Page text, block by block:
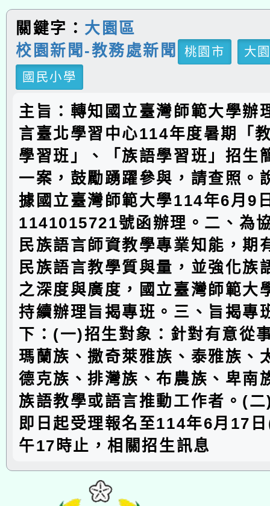
關鍵字： 大園區
校園新聞-教務處新聞
桃園市
大
國民小學
主旨：轉知國立臺灣師範大學辦
言臺北學習中心114年度暑期「
學習班」、「族語學習班」招生
一案，鼓勵踴躍參與，請查照。
據國立臺灣師範大學114年6月9
1141015721號函辦理。二、為
民族語言師資教學專業知能，期
民族語言教學質與量，並強化族
之深度與廣度，國立臺灣師範大
持續辦理旨揭專班。三、旨揭專
下：(一)招生對象：針對有意從
瑪蘭族、撒奇萊雅族、泰雅族、
德克族、排灣族、布農族、卑南
族語教學或語言推動工作者。(
即日起受理報名至114年6月17
午17時止，相關招生訊息